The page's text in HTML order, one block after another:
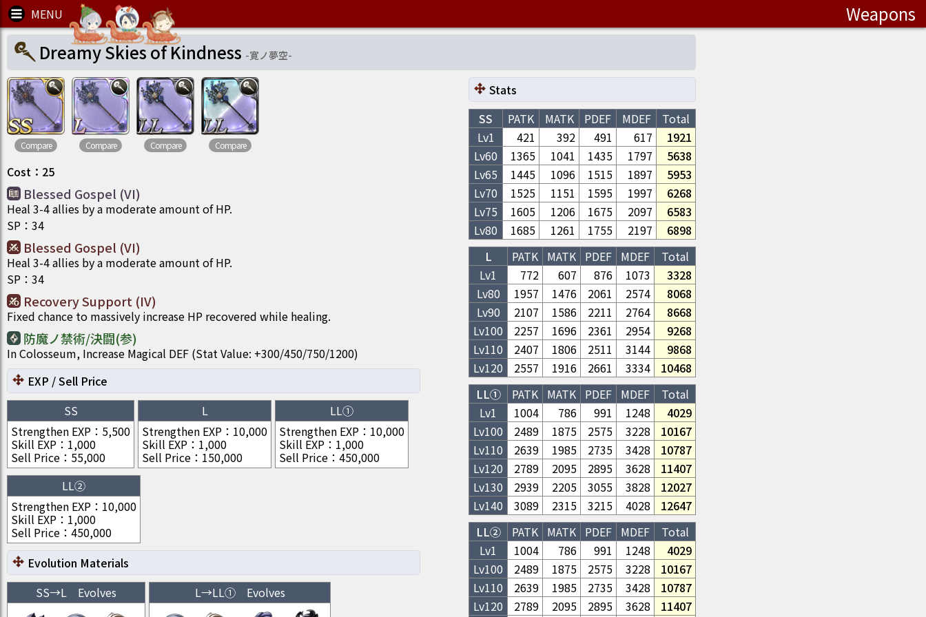
Weapons
Dreamy Skies of Kindness -寛ノ夢空-
Compare Compare Compare Compare
Cost ： 25
Blessed Gospel (VI)
Heal 3-4 allies by a moderate amount of HP.
SP ： 34
Blessed Gospel (VI)
Heal 3-4 allies by a moderate amount of HP.
SP ： 34
Recovery Support (IV)
Fixed chance to massively increase HP recovered while healing.
防魔ノ禁術/決闘(参)
In Colosseum, Increase Magical DEF (Stat Value: +300/450/750/1200)
Stats
SS
PATK MATK PDEF MDEF
Total
Lv1
421 392 491 617
1921
Lv60 1365 1041 1435 1797
5638
Lv65 1445 1096 1515 1897
5953
Lv70 1525 1151 1595 1997
6268
Lv75 1605 1206 1675 2097
6583
Lv80 1685 1261 1755 2197
6898
L
PATK MATK PDEF MDEF
Total
Lv1
772 607 876 1073
3328
Lv80 1957 1476 2061 2574
8068
Lv90 2107 1586 2211 2764
8668
Lv100 2257 1696 2361 2954
9268
Lv110 2407 1806 2511 3144
9868
Lv120 2557 1916 2661 3334
10468
LL①
PATK MATK PDEF MDEF
Total
Lv1
1004 786 991 1248
4029
Lv100 2489 1875 2575 3228
10167
Lv110 2639 1985 2735 3428
10787
Lv120 2789 2095 2895 3628
11407
Lv130 2939 2205 3055 3828
12027
Lv140 3089 2315 3215 4028
12647
LL②
PATK MATK PDEF MDEF
Total
Lv1
1004 786 991 1248
4029
Lv100 2489 1875 2575 3228
10167
Lv110 2639 1985 2735 3428
10787
Lv120 2789 2095 2895 3628
11407
EXP / Sell Price
SS
Strengthen EXP ： 5,500
Skill EXP ： 1,000
Sell Price ： 55,000
L
Strengthen EXP ： 10,000
Skill EXP ： 1,000
Sell Price ： 150,000
LL①
Strengthen EXP ： 10,000
Skill EXP ： 1,000
Sell Price ： 450,000
LL②
Strengthen EXP ： 10,000
Skill EXP ： 1,000
Sell Price ： 450,000
Evolution Materials
SS→L Evolves L→LL① Evolves